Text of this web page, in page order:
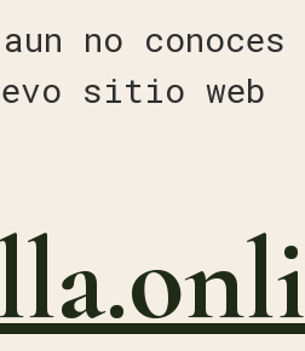
no conoces
sitio web